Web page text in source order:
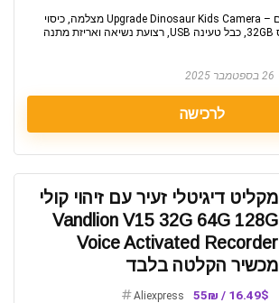
מצלמת דינוזואר לילדים – Upgrade Dinosaur Kids Camera מצלמה, כיסוי
סיליקון דינוזואר, כרטיס 32GB, כבל טעינה USB, רצועת נשיאה ואריזת מתנה
26 בספטמבר 2025
לרכישה
מקליט דיגיטלי זעיר עם זיהוי קולי
Vandlion V15 32G 64G 128G
Voice Activated Recorder
מכשיר הקלטה בלבד
16.49$ / 55₪
Aliexpress